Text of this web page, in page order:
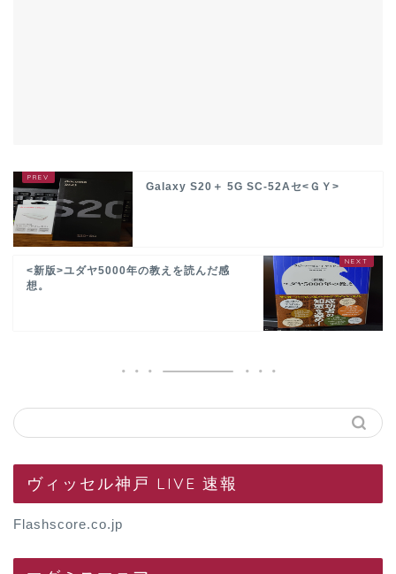
Galaxy S20＋ 5G SC-52Aセ<ＧＹ>
<新版>ユダヤ5000年の教えを読んだ感
想。
ヴィッセル神戸 LIVE 速報
Flashscore.co.jp